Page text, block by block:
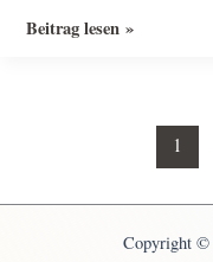
abgeholt.
St.
Beitrag lesen »
1
Copyright ©